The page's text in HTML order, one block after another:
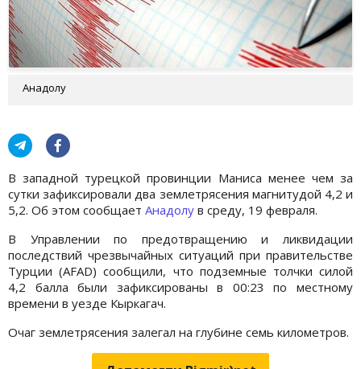
Анадолу
В западной турецкой провинции Маниса менее чем за
сутки зафиксировали два землетрясения магнитудой 4,2 и
5,2. Об этом сообщает Анадолу в среду, 19 февраля.
В Управлении по предотвращению и ликвидации
последствий чрезвычайных ситуаций при правительстве
Турции (AFAD) сообщили, что подземные толчки силой
4,2 балла были зафиксированы в 00:23 по местному
времени в уезде Кыркагач.
Очаг землетрясения залегал на глубине семь километров.